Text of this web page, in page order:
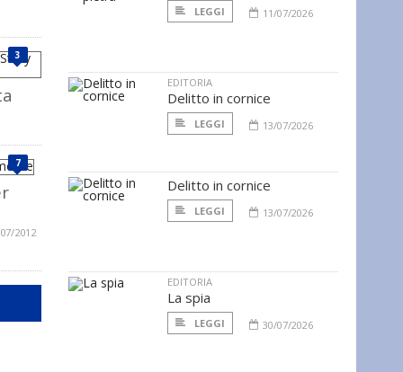
3
7
2012
LEGGI 11/07/2026
EDITORIA
Delitto in cornice
LEGGI 13/07/2026
Delitto in cornice
LEGGI 13/07/2026
EDITORIA
La spia
LEGGI 30/07/2026